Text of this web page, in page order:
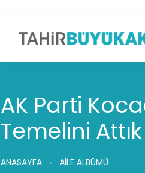
AK Parti
Temelini Attık
ANASAYFA AİLE ALBÜMÜ